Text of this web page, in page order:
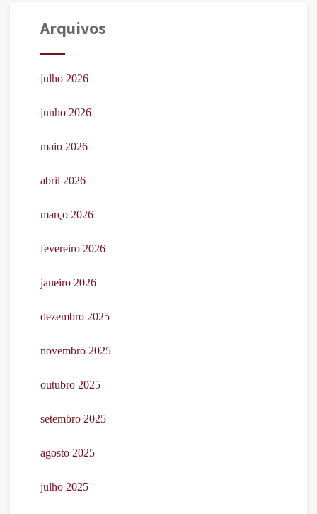
Arquivos
julho 2026
junho 2026
maio 2026
abril 2026
março 2026
fevereiro 2026
janeiro 2026
dezembro 2025
novembro 2025
outubro 2025
setembro 2025
agosto 2025
julho 2025